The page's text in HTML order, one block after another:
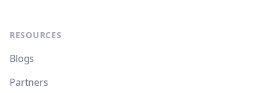
RESOURCES
Blogs
Partners